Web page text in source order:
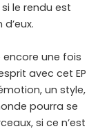
le rendu est
encore une fois
avec cet EP
un style,
pourra se
si ce n’est